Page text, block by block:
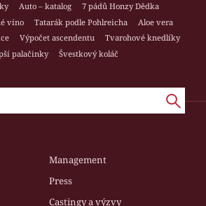
Auto – katalog
7 pádů Honzy Dědka
víno Tatarák podle Pohlreicha
Aloe vera
Výpočet ascendentu
Tvarohové knedlíky
palačinky
Švestkový koláč
Management
Press
Castingy a výzvy